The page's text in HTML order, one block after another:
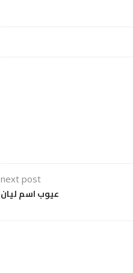
next post
عيوب اسم ليان